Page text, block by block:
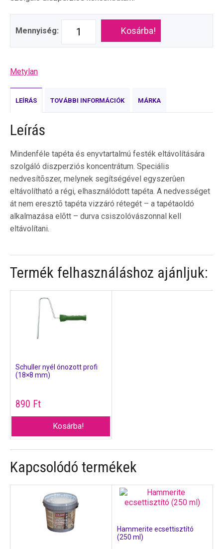
Mennyiség: Kosárba!
Metylan
LEÍRÁS TOVÁBBI INFORMÁCIÓK MÁRKA
Leírás
Mindenféle tapéta és enyvtartalmú festék eltávolítására
szolgáló diszperziós koncentrátum. Speciális
nedvesítõszer, melynek segítségével egyszerûen
eltávolítható a régi, elhasználódott tapéta. A nedvességet
át nem eresztõ tapéta vizzáró rétegét – a tapétaoldó
alkalmazása elõtt – durva csiszolóvászonnal kell
eltávolítani.
Termék felhasználáshoz ajánljuk:
Schuller nyél ónozott profi
(18×8 mm)
890 Ft
Kosárba!
Kapcsolódó termékek
Hammerite ecsettisztító
(250 ml)